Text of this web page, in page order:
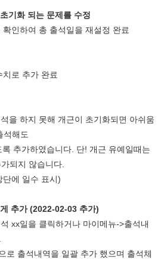
기화 되는 문제를 수정
인하여 총 출석일을 재설정 완료
로 추가 완료
을 하지 못해 개근이 초기화되면 아쉬움
석해도
추가하였습니다. 단! 개근 유예일때는
되지 않습니다.
에 일수 표시)
추가 (2022-02-03 추가)
xx일을 클릭하거나 마이메뉴->출석내
로 출석내역을 일괄 추가 했으며 출석체